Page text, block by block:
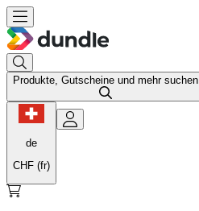
Produkte, Gutscheine und mehr suchen
de
CHF (fr)